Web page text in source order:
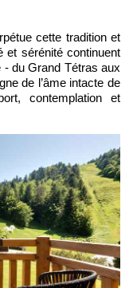
cette tradition et
et sérénité continuent
du Grand Tétras aux
de l’âme intacte de
contemplation et